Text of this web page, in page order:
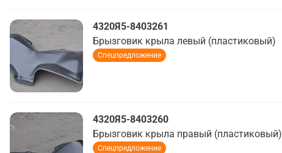
4320Я5-8403261
Брызговик крыла левый (пластиковый)
Спецпредложение
4320Я5-8403260
Брызговик крыла правый (пластиковый)
Спецпредложение